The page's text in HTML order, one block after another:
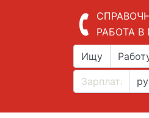
РАБОТА
Ищу